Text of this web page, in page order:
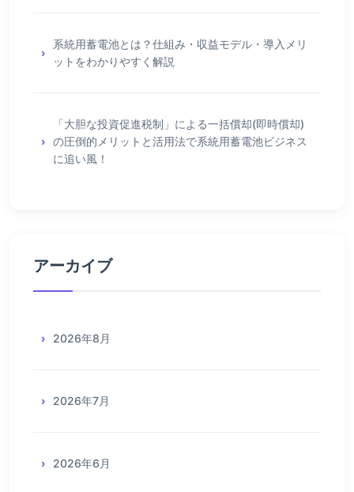
系統用蓄電池とは？仕組み・収益モデル・導入メリ
ットをわかりやすく解説
「大胆な投資促進税制」による一括償却(即時償却)
の圧倒的メリットと活用法で系統用蓄電池ビジネス
に追い風！
アーカイブ
2026年8月
2026年7月
2026年6月